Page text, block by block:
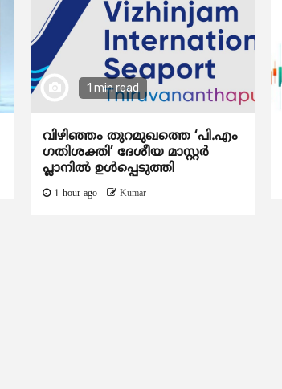
1 min read
വിഴിഞ്ഞം തുറമുഖത്തെ ‘പി.എം
ഗതിശക്തി’ ദേശീയ മാസ്റ്റർ
പ്ലാനിൽ ഉൾപ്പെടുത്തി
1 hour ago Kumar